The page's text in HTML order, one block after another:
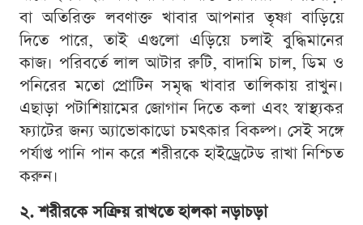
বা অতিরিক্ত লবণাক্ত খাবার আপনার তৃষ্ণা বাড়িয়ে
দিতে পারে, তাই এগুলো এড়িয়ে চলাই বুদ্ধিমানের
কাজ। পরিবর্তে লাল আটার রুটি, বাদামি চাল, ডিম ও
পনিরের মতো প্রোটিন সমৃদ্ধ খাবার তালিকায় রাখুন।
এছাড়া পটাশিয়ামের জোগান দিতে কলা এবং স্বাস্থ্যকর
ফ্যাটের জন্য অ্যাভোকাডো চমৎকার বিকল্প। সেই সঙ্গে
পর্যাপ্ত পানি পান করে শরীরকে হাইড্রেটেড রাখা নিশ্চিত
করুন।
২. শরীরকে সক্রিয় রাখতে হালকা নড়াচড়া